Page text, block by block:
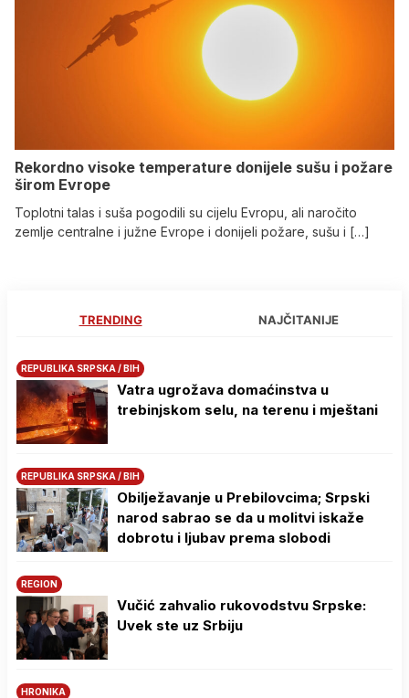
Rekordno visoke temperature donijele sušu i požare
širom Evrope
Toplotni talas i suša pogodili su cijelu Evropu, ali naročito
zemlje centralne i južne Evrope i donijeli požare, sušu i […]
TRENDING NAJČITANIJE
REPUBLIKA SRPSKA / BIH
Vatra ugrožava domaćinstva u
trebinjskom selu, na terenu i mještani
REPUBLIKA SRPSKA / BIH
Obilježavanje u Prebilovcima; Srpski
narod sabrao se da u molitvi iskaže
dobrotu i ljubav prema slobodi
REGION
Vučić zahvalio rukovodstvu Srpske:
Uvek ste uz Srbiju
HRONIKA